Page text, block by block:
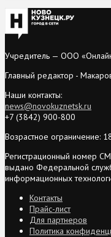
Учредитель — ООО
Главный редактор -
Наши контакты:
news@novokuznetsk.ru
+7 (3842) 900-800
Возрастное ограничение:
Регистрационный номер
выдано Федеральной
информационных
Контакты
Прайс-лист
Для партнеров
Политика